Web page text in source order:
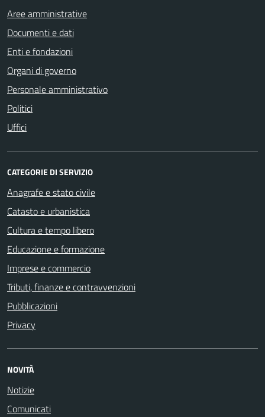
Aree amministrative
Documenti e dati
Enti e fondazioni
Organi di governo
Personale amministrativo
Politici
Uffici
CATEGORIE DI SERVIZIO
Anagrafe e stato civile
Catasto e urbanistica
Cultura e tempo libero
Educazione e formazione
Imprese e commercio
Tributi, finanze e contravvenzioni
Pubblicazioni
Privacy
NOVITÀ
Notizie
Comunicati